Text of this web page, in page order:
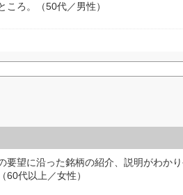
ころ。（50代／男性）
要望に沿った銘柄の紹介、説明がわか
60代以上／女性）